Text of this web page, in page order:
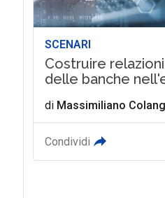
SCENARI
Costruire
delle banche
di Massimiliano
Condividi